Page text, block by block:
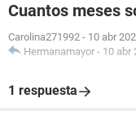
Cuantos meses
Carolina271992 - 10 abr
Hermanamayor - 10 abr
1 respuesta